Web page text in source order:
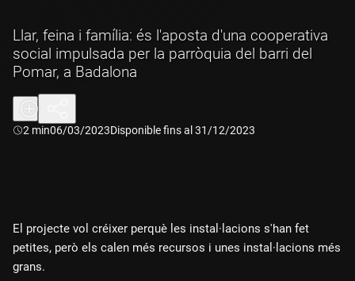
Llar, feina i família: és l'aposta d'una cooperativa
social impulsada per la parròquia del barri del
Pomar, a Badalona
Durada:
2 min06/03/2023Disponible fins al 31/12/2023
El projecte vol créixer perquè les instal·lacions s'han fet
petites, però els calen més recursos i unes instal·lacions més
grans.